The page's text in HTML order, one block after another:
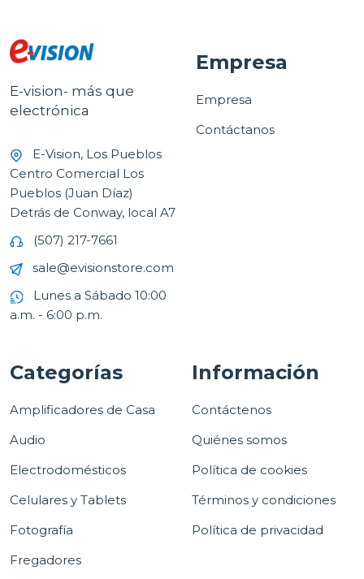
E-vision- más que
electrónica
E-Vision, Los Pueblos
Centro Comercial Los
Pueblos (Juan Díaz)
Detrás de Conway, local A7
(507) 217-7661
sale@evisionstore.com
Lunes a Sábado 10:00
a.m. - 6:00 p.m.
Empresa
Empresa
Contáctanos
Categorías
Amplificadores de Casa
Audio
Electrodomésticos
Celulares y Tablets
Fotografía
Fregadores
Información
Contáctenos
Quiénes somos
Política de cookies
Términos y condiciones
Política de privacidad